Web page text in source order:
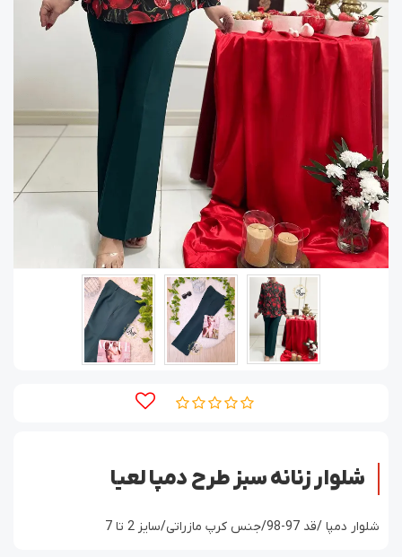
شلوار زنانه سبز طرح دمپا لعیا
شلوار دمپا /قد 97-98/جنس کرپ مازراتی/سایز 2 تا 7